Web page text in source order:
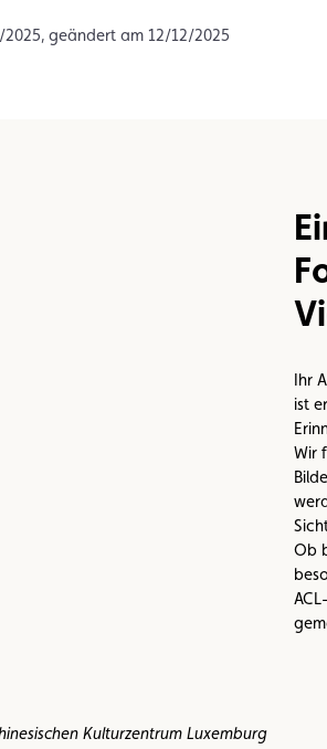
geändert am 12/12/2025
Ihr
ist
Wir
Ob
Kulturzentrum Luxemburg